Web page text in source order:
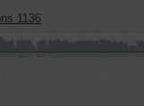
1136